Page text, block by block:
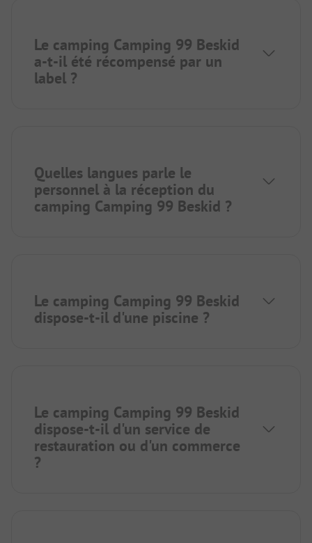
Le camping Camping 99 Beskid
a-t-il été récompensé par un
label ?
Quelles langues parle le
personnel à la réception du
camping Camping 99 Beskid ?
Le camping Camping 99 Beskid
dispose-t-il d'une piscine ?
Le camping Camping 99 Beskid
dispose-t-il d'un service de
restauration ou d'un commerce
?